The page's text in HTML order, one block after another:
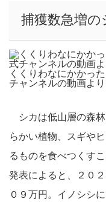
捕獲数急増
くくりわなにかかっ
チャンネルの動画より
シカは低山層の森林
らかい植物、スギや
るものを食べつくす
発表によると、２０
０９万円。イノシシ